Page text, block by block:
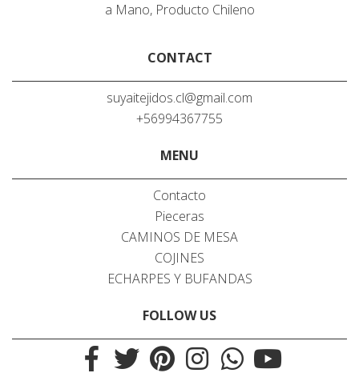
a Mano, Producto Chileno
CONTACT
suyaitejidos.cl@gmail.com
+56994367755
MENU
Contacto
Pieceras
CAMINOS DE MESA
COJINES
ECHARPES Y BUFANDAS
FOLLOW US